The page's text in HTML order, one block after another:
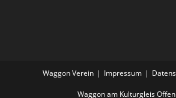
Waggon Verein Impressum
Waggon am Kulturgleis